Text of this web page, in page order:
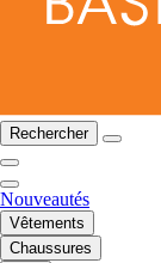
Rechercher
Nouveautés
Vêtements
Chaussures